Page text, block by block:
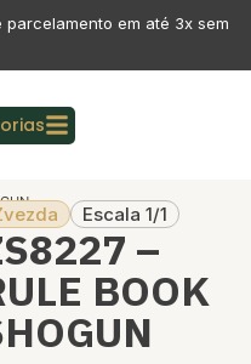
parcelamento em até 3x sem
Escala 1/1
–
BOOK